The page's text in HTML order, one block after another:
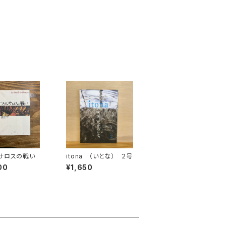
ロスの戦い itona （いとな） ２号
¥1,650